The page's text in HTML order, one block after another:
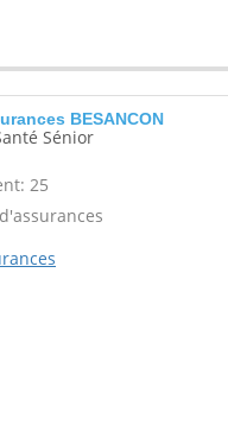
BESANCON
Sénior
25